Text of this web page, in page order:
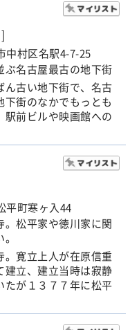
中村区名駅4-7-25
ぶ名古屋最古の地下街
ん古い地下街で、名古
下街のなかでもっとも
駅前ビルや映画館への
平町寒ヶ入44
。松平家や徳川家に関
。寛立上人が在原信重
建立、建立当時は寂静
たが１３７７年に松平